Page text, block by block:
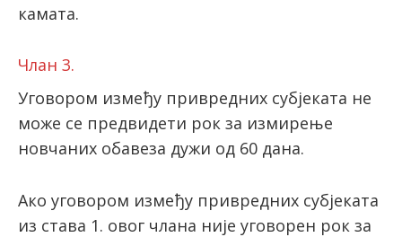
камата.
Члан 3.
Уговором између привредних субјеката не
може се предвидети рок за измирење
новчаних обавеза дужи од 60 дана.
Ако уговором између привредних субјеката
из става 1. овог члана није уговорен рок за